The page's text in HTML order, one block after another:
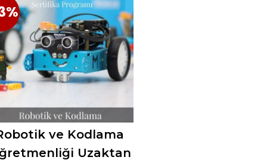
ve Kodlama
Uzaktan